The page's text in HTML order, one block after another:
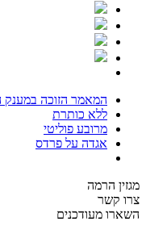
המאמר הזוכה במענק
ללא כותרת
מרובע פוליטי
אגדה על פרדס
מגזין הרמה
צרו קשר
השארו מעודכנים